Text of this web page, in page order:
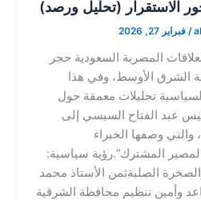
الاستقرار (تحليل ورصد)
/فبراير 27, 2026
المصرية السعودية حجر
الشرق الأوسط، وفي هذا
تحليلات معمقة حول
عبد الفتاح السيسي إلى
والتي وصفها الخبراء
المصير المشترك”.​رؤية سياسية:
الصلبة​ثمن الأستاذ محمد
وأمين تنظيم محافظة الشرقية